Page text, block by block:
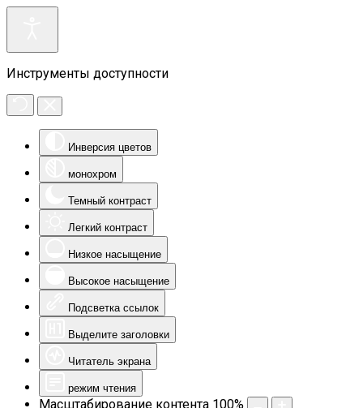
Инструменты доступности
Инверсия цветов
монохром
Темный контраст
Легкий контраст
Низкое насыщение
Высокое насыщение
Подсветка ссылок
Выделите заголовки
Читатель экрана
режим чтения
Масштабирование контента 100%